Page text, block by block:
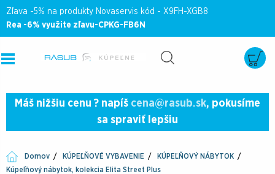
Zľava -5% na produkty Novaservis kód - X9FH-XGB8
Rea -6% využite zľavu-CPKG-FB6N
Máš nižšiu cenu ? napíš cena@rasub.sk, pokusíme
sa spraviť lepšiu
Domov KÚPEĽŇOVÉ VYBAVENIE
KÚPEĽŇOVÝ NÁBYTOK
Kúpeľňový nábytok, kolekcia Elita Street Plus